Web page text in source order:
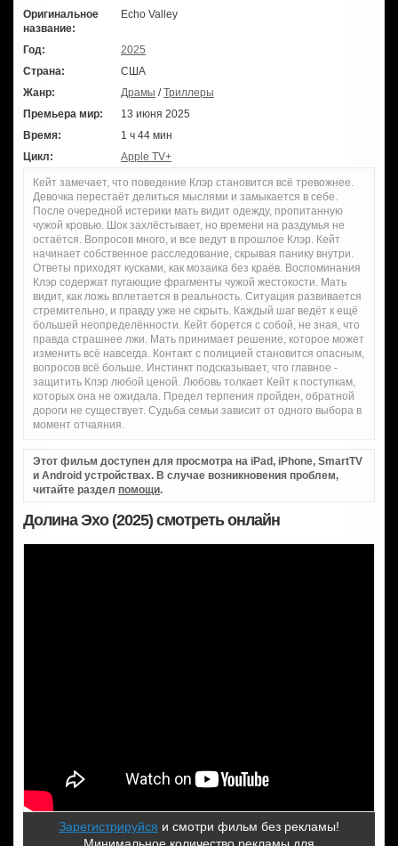
Оригинальное
название:
Echo Valley
Год:
2025
Страна:
США
Жанр:
Драмы /Триллеры
Премьера мир:
13 июня 2025
Время:
1 ч 44 мин
Цикл:
Apple TV+
Кейт замечает, что поведение Клэр становится всё тревожнее.
Девочка перестаёт делиться мыслями и замыкается в себе.
После очередной истерики мать видит одежду, пропитанную
чужой кровью. Шок захлёстывает, но времени на раздумья не
остаётся. Вопросов много, и все ведут в прошлое Клэр. Кейт
начинает собственное расследование, скрывая панику внутри.
Ответы приходят кусками, как мозаика без краёв. Воспоминания
Клэр содержат пугающие фрагменты чужой жестокости. Мать
видит, как ложь вплетается в реальность. Ситуация развивается
стремительно, и правду уже не скрыть. Каждый шаг ведёт к ещё
большей неопределённости. Кейт борется с собой, не зная, что
правда страшнее лжи. Мать принимает решение, которое может
изменить всё навсегда. Контакт с полицией становится опасным,
вопросов всё больше. Инстинкт подсказывает, что главное -
защитить Клэр любой ценой. Любовь толкает Кейт к поступкам,
которых она не ожидала. Предел терпения пройден, обратной
дороги не существует. Судьба семьи зависит от одного выбора в
момент отчаяния.
Этот фильм доступен для просмотра на iPad, iPhone, SmartTV
и Android устройствах. В случае возникновения проблем,
читайте раздел помощи.
Долина Эхо (2025) смотреть онлайн
Зарегистрируйся и смотри фильм без рекламы!